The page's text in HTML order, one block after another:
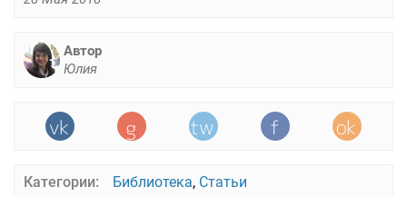
Автор
Юлия
Категории: Библиотека, Статьи